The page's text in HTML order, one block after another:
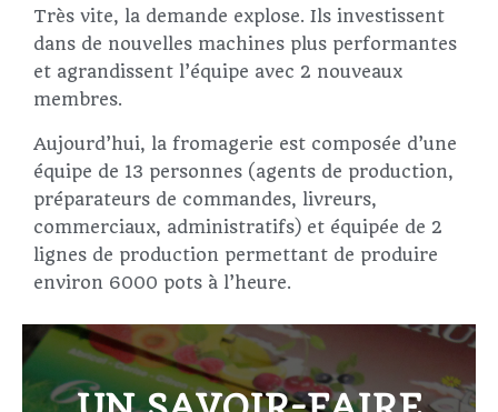
Très vite, la demande explose. Ils investissent
dans de nouvelles machines plus performantes
et agrandissent l’équipe avec 2 nouveaux
membres.
Aujourd’hui, la fromagerie est composée d’une
équipe de 13 personnes (agents de production,
préparateurs de commandes, livreurs,
commerciaux, administratifs) et équipée de 2
lignes de production permettant de produire
environ 6000 pots à l’heure.